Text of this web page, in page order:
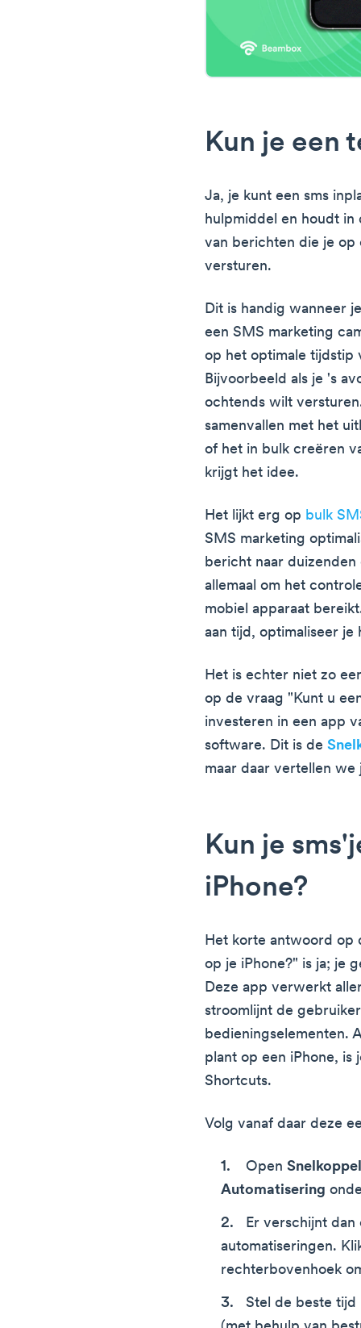
Kun je een
Ja, je kunt een sms
hulpmiddel en houdt in
van berichten die je op
versturen.
Dit is handig wanneer
een SMS marketing
op het optimale tijdstip
Bijvoorbeeld als je 's
ochtends wilt
samenvallen met het
of het in bulk creëren
krijgt het idee.
Het lijkt erg op bulk
SMS marketing
bericht naar
allemaal om het
mobiel apparaat
aan tijd, optimaliseer je
Het is echter niet zo
op de vraag "Kunt u
investeren in een app
software. Dit is de
maar daar vertellen we
Kun je
iPhone?
Het korte antwoord op
op je iPhone?" is ja; je
Deze app verwerkt
stroomlijnt de
bedieningselementen.
plant op een iPhone, is
Shortcuts.
Volg vanaf daar deze
Open
Automatisering
Er verschijnt dan
automatiseringen.
rechterbovenhoek
Stel de beste